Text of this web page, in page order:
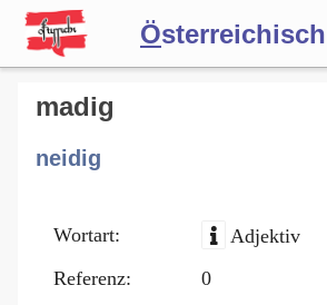
Österreichisch
Wörterbuch
Forum
Blog
madig
neidig
Wortart:
Adjektiv
Referenz:
0